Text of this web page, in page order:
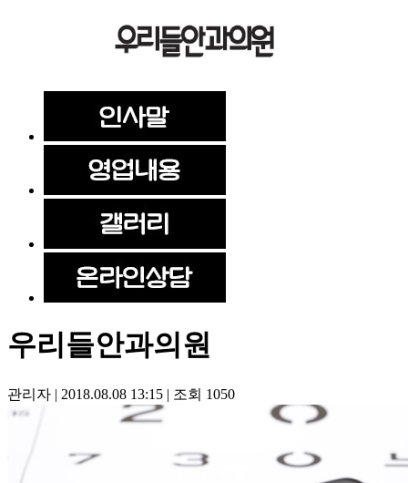
우리들안과의원
관리자 | 2018.08.08 13:15 | 조회 1050